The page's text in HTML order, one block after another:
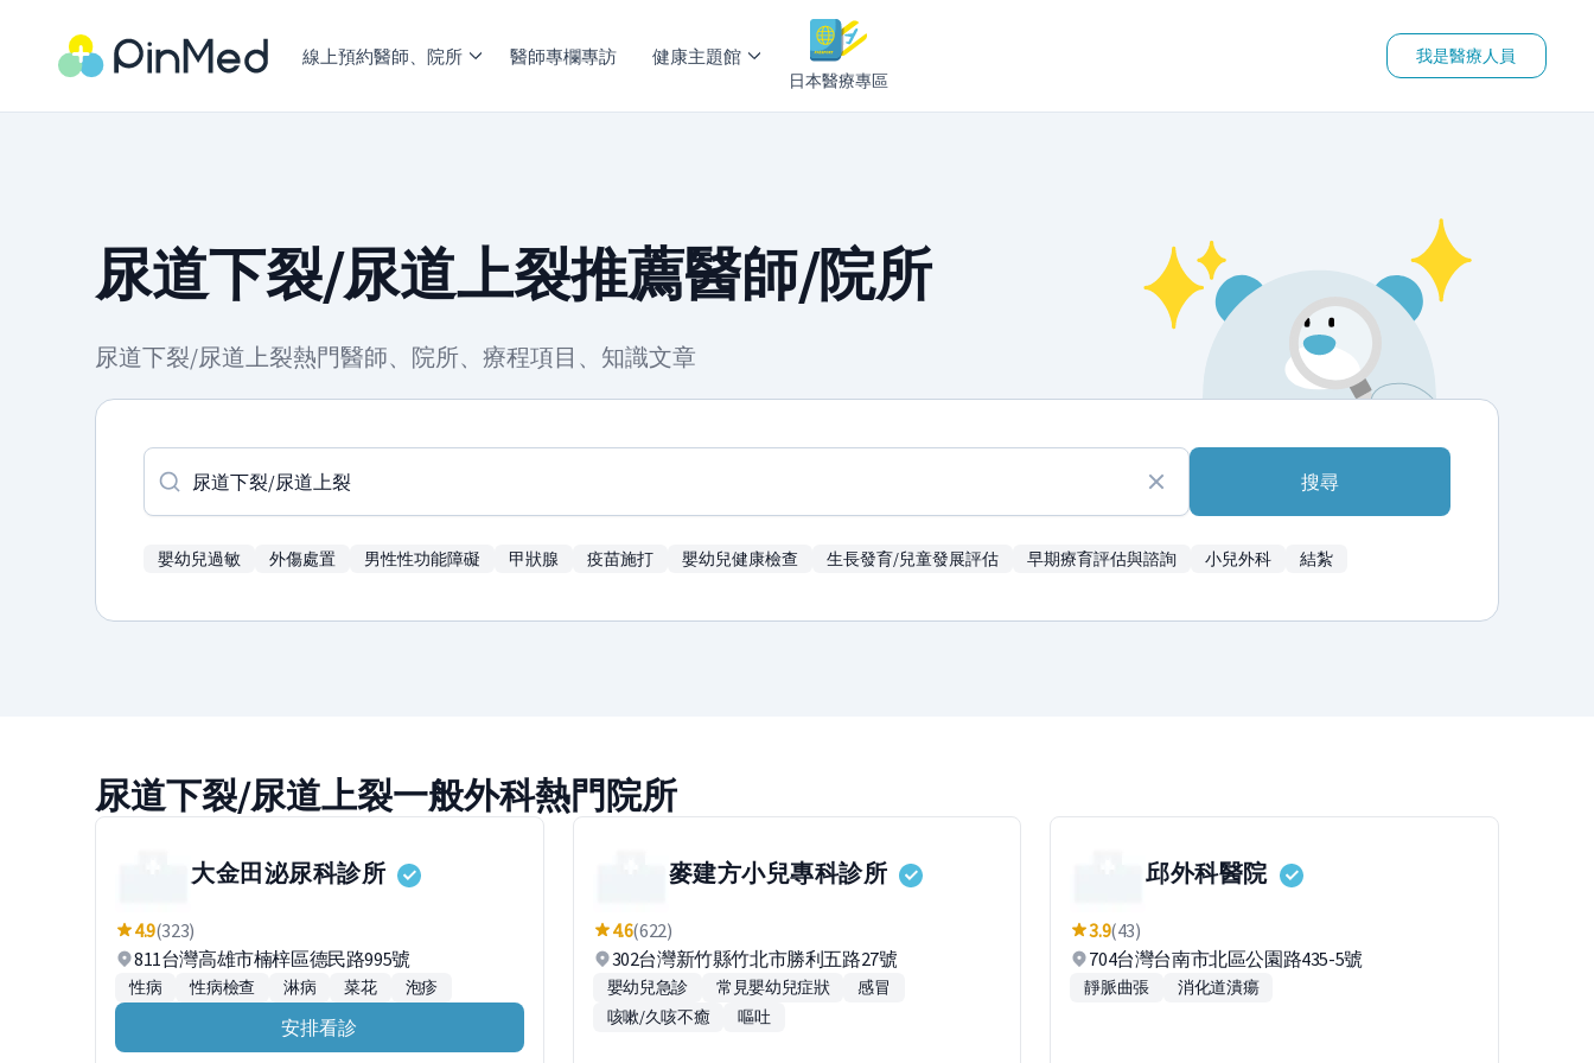
線上預約醫師、院所 醫師專欄專訪 健康主題館
日本醫療專區
我是醫療人員
尿道下裂/尿道上裂推薦醫師/院所
尿道下裂/尿道上裂熱門醫師、院所、療程項目、知識文章
搜尋
嬰幼兒過敏 外傷處置 男性性功能障礙 甲狀腺 疫苗施打 嬰幼兒健康檢查 生長發育/兒童發展評估 早期療育評估與諮詢 小兒外科 結紮
尿道下裂/尿道上裂一般外科熱門院所
大金田泌尿科診所
4.9(323)
811台灣高雄市楠梓區德民路995號
性病 性病檢查 淋病 菜花 泡疹
安排看診
麥建方小兒專科診所
4.6(622)
302台灣新竹縣竹北市勝利五路27號
嬰幼兒急診 常見嬰幼兒症狀
感冒
咳嗽/久咳不癒
嘔吐
邱外科醫院
3.9(43)
704台灣台南市北區公園路435-5號
靜脈曲張 消化道潰瘍